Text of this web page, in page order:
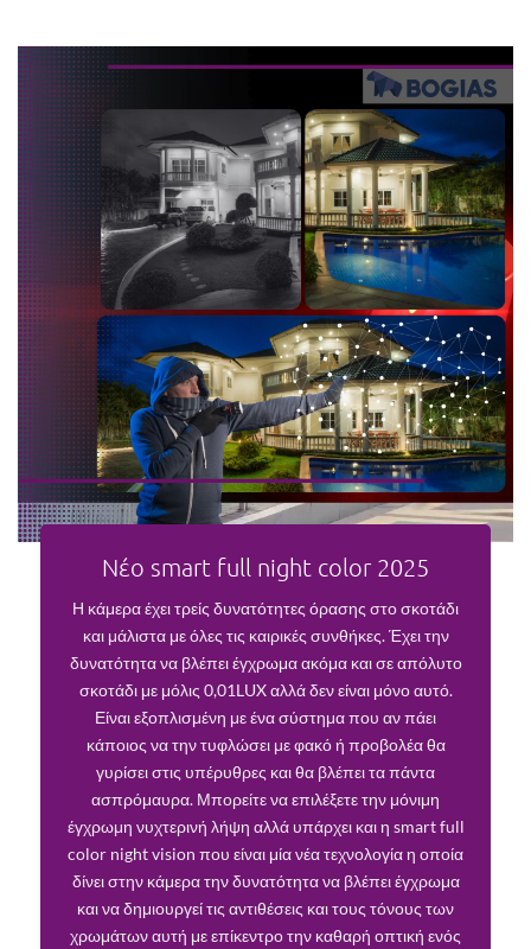
Νέο smart full night color 2025
Η κάμερα έχει τρείς δυνατότητες όρασης στο σκοτάδι
και μάλιστα με όλες τις καιρικές συνθήκες. Έχει την
δυνατότητα να βλέπει έγχρωμα ακόμα και σε απόλυτο
σκοτάδι με μόλις 0,01LUX αλλά δεν είναι μόνο αυτό.
Είναι εξοπλισμένη με ένα σύστημα που αν πάει
κάποιος να την τυφλώσει με φακό ή προβολέα θα
γυρίσει στις υπέρυθρες και θα βλέπει τα πάντα
ασπρόμαυρα. Μπορείτε να επιλέξετε την μόνιμη
έγχρωμη νυχτερινή λήψη αλλά υπάρχει και η smart full
color night vision που είναι μία νέα τεχνολογία η οποία
δίνει στην κάμερα την δυνατότητα να βλέπει έγχρωμα
και να δημιουργεί τις αντιθέσεις και τους τόνους των
χρωμάτων αυτή με επίκεντρο την καθαρή οπτική ενός